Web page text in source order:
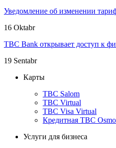
Уведомление об изменении
16 Oktabr
TBC Bank открывает доступ к
19 Sentabr
Карты
TBC Salom
TBC Virtual
TBC Visa Virtual
Кредитная TBC
Услуги для бизнеса